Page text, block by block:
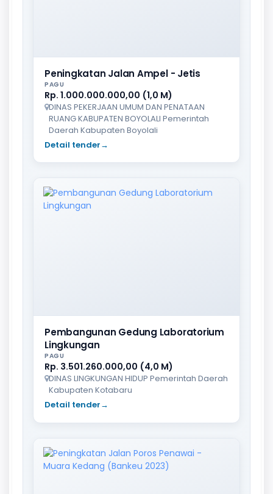
Peningkatan Jalan Ampel - Jetis
PAGU
Rp. 1.000.000.000,00 (1,0 M)
DINAS PEKERJAAN UMUM DAN PENATAAN
RUANG KABUPATEN BOYOLALI Pemerintah
Daerah Kabupaten Boyolali
Detail tender→
Pembangunan Gedung Laboratorium
Lingkungan
PAGU
Rp. 3.501.260.000,00 (4,0 M)
DINAS LINGKUNGAN HIDUP Pemerintah Daerah
Kabupaten Kotabaru
Detail tender→